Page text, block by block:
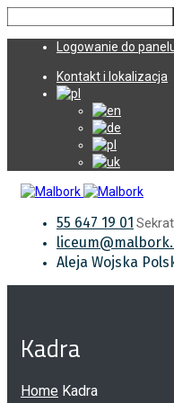
Logowanie do
Kontakt i lokalizacja
55 647 19 01
Aleja Wojska
Kadra
Home Kadra